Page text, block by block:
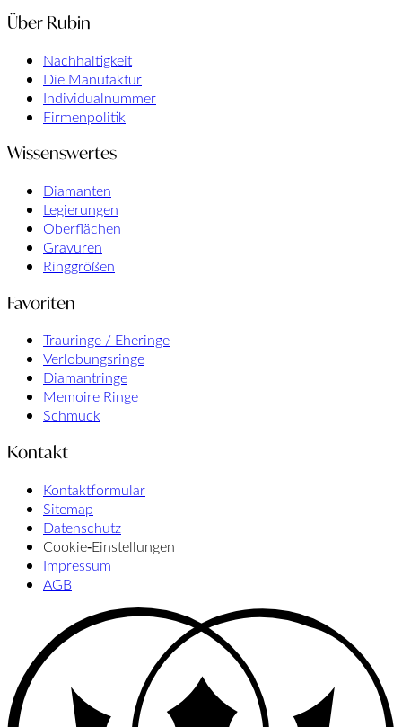
Über Rubin
Nachhaltigkeit
Die Manufaktur
Individualnummer
Firmenpolitik
Wissenswertes
Diamanten
Legierungen
Oberflächen
Gravuren
Ringgrößen
Favoriten
Trauringe / Eheringe
Verlobungsringe
Diamantringe
Memoire Ringe
Schmuck
Kontakt
Kontaktformular
Sitemap
Datenschutz
Cookie‑Einstellungen
Impressum
AGB